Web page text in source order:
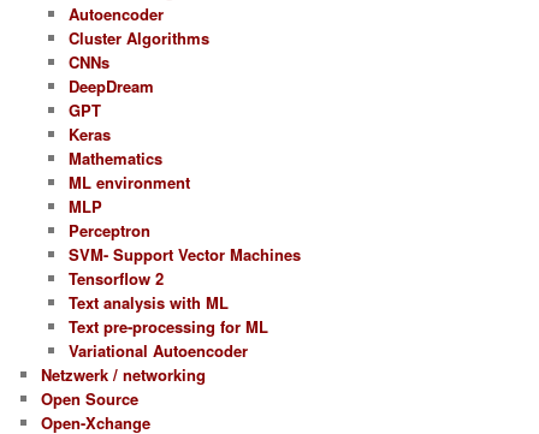
Autoencoder
Cluster Algorithms
CNNs
DeepDream
GPT
Keras
Mathematics
ML environment
MLP
Perceptron
SVM- Support Vector Machines
Tensorflow 2
Text analysis with ML
Text pre-processing for ML
Variational Autoencoder
Netzwerk / networking
Open Source
Open-Xchange